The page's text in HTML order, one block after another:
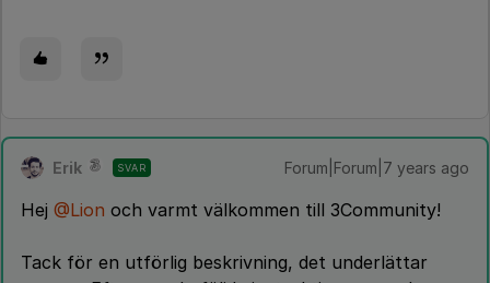
Erik SVAR Forum|Forum|7 years ago
Hej @Lion och varmt välkommen till 3Community!
Tack för en utförlig beskrivning, det underlättar